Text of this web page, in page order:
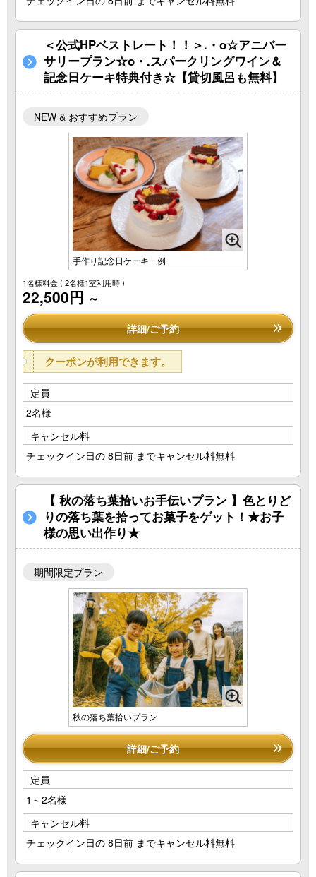
＜公式HPベストレート！！＞.・o☆アニバー
サリープラン☆o・.スパークリングワイン＆
記念日ケーキ特典付き☆【貸切風呂も無料】
NEW & おすすめプラン
手作り記念日ケーキ一例
1名様料金( 2名様1室利用時 )
22,500円 ～
詳細/ご予約
クーポンが利用できます。
定員
2名様
キャンセル料
チェックイン日の 8日前 までキャンセル料無料
【 秋の落ち葉拾いお手伝いプラン 】色とりど
りの落ち葉を拾ってお菓子をゲット！★お子
様の思い出作り★
期間限定プラン
秋の落ち葉拾いプラン
詳細/ご予約
定員
1～2名様
キャンセル料
チェックイン日の 8日前 までキャンセル料無料